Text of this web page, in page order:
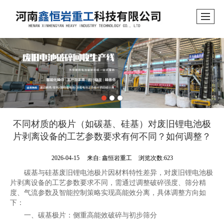
不同材质的极片（如碳基、硅基）对废旧锂电池极
片剥离设备的工艺参数要求有何不同？如何调整？
2026-04-15 来自: 鑫恒岩重工 浏览次数:623
碳基与硅基废旧锂电池极片因材料特性差异，对废旧锂电池极
片剥离设备的工艺参数要求不同，需通过调整破碎强度、筛分精
度、气流参数及智能控制策略实现高能效分离，具体调整方向如
下：
一、碳基极片：侧重高能效破碎与初步筛分